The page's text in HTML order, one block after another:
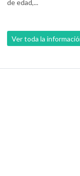
de edad,...
Ver toda la